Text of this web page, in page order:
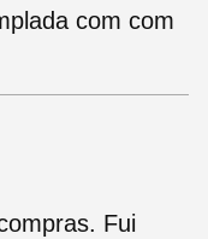
com com
Fui